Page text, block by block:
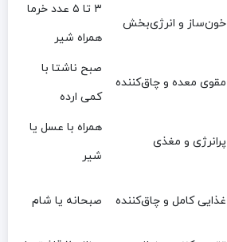
خون‌ساز و انرژی‌بخش
۳ تا ۵ عدد خرما
همراه شیر
مقوی معده و چاق‌کننده
صبح ناشتا با
کمی ارده
پرانرژی و مغذی
همراه با عسل یا
شیر
غذایی کامل و چاق‌کننده صبحانه یا شام